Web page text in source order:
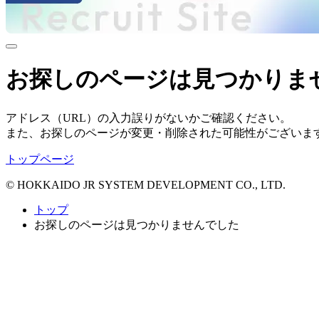
お探しのページは見つかりま
アドレス（URL）の入力誤りがないかご確認ください。
また、お探しのページが変更・削除された可能性がございま
トップページ
© HOKKAIDO JR SYSTEM DEVELOPMENT CO., LTD.
トップ
お探しのページは見つかりませんでした